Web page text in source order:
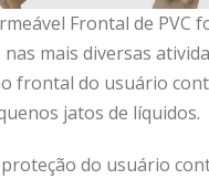
Frontal de PVC
mais diversas
frontal do usuário
jatos de líquidos.
do usuário